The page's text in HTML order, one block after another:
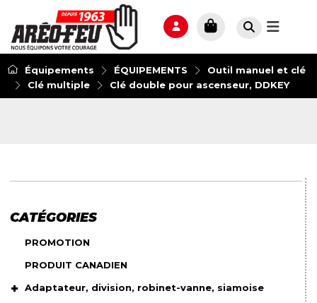
Équipements ÉQUIPEMENTS
Outil manuel et clé
Clé multiple
Clé double pour ascenseur, DDKEY
CATÉGORIES
PROMOTION
PRODUIT CANADIEN
Adaptateur, division, robinet-vanne, siamoise